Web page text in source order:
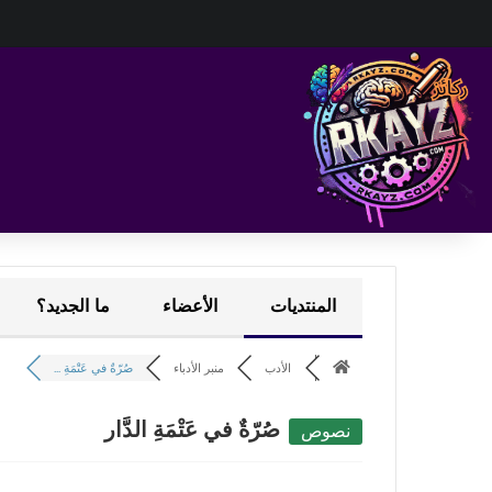
المنتديات الأعضاء ما الجديد؟
الأدب منبر الأدباء صُرّةٌ في عَتْمَةِ ...
نصوص صُرّةٌ في عَتْمَةِ الدَّار